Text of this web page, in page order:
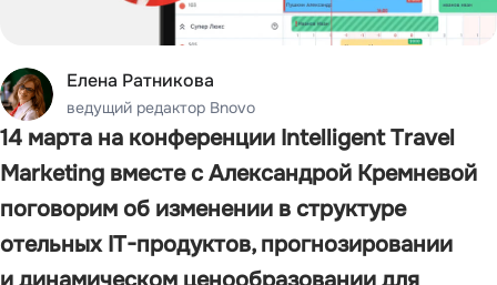
Елена Ратникова
ведущий редактор Bnovo
14 марта на конференции Intelligent Travel
Marketing вместе с Александрой Кремневой
поговорим об изменении в структуре
отельных IT-продуктов, прогнозировании